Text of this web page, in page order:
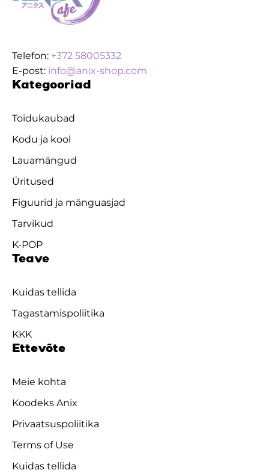
Telefon: +372 58005332
E-post: info@anix-shop.com
Kategooriad
Toidukaubad
Kodu ja kool
Lauamängud
Üritused
Figuurid ja mänguasjad
Tarvikud
K-POP
Teave
Kuidas tellida
Tagastamispoliitika
KKK
Ettevõte
Meie kohta
Koodeks Anix
Privaatsuspoliitika
Terms of Use
Kuidas tellida